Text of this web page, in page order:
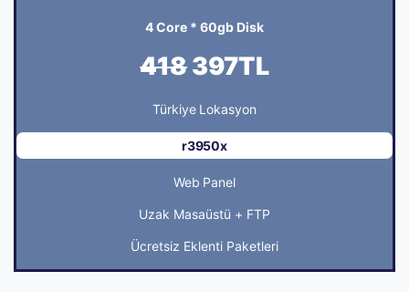
4 Core * 60gb Disk
418397TL
Türkiye Lokasyon
r3950x
Web Panel
Uzak Masaüstü + FTP
Ücretsiz Eklenti Paketleri